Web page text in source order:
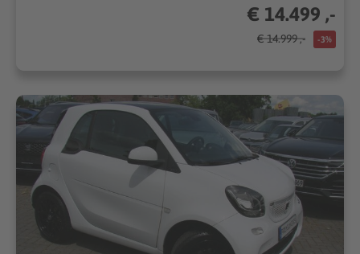
€ 14.499 ,-
€ 14.999 ,- -3%